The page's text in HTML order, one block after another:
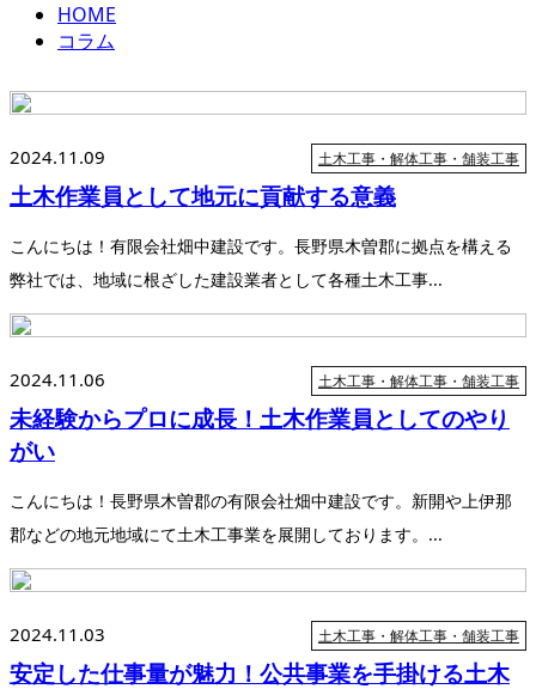
HOME
コラム
2024.11.09 土木工事・解体工事・舗装工事
土木作業員として地元に貢献する意義
こんにちは！有限会社畑中建設です。長野県木曽郡に拠点を構える
弊社では、地域に根ざした建設業者として各種土木工事...
2024.11.06 土木工事・解体工事・舗装工事
未経験からプロに成長！土木作業員としてのやり
がい
こんにちは！長野県木曽郡の有限会社畑中建設です。新開や上伊那
郡などの地元地域にて土木工事業を展開しております。...
2024.11.03 土木工事・解体工事・舗装工事
安定した仕事量が魅力！公共事業を手掛ける土木